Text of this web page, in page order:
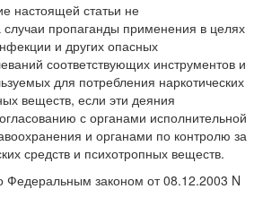
настоящей статьи не
случаи пропаганды применения в целях
и других опасных
соответствующих инструментов и
для потребления наркотических
веществ, если эти деяния
с органами исполнительной
и органами по контролю за
средств и психотропных веществ.
Федеральным законом от 08.12.2003 N